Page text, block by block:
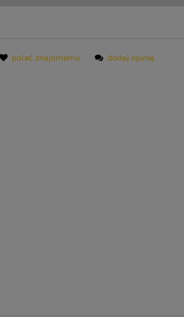
poleć znajomemu dodaj opinię